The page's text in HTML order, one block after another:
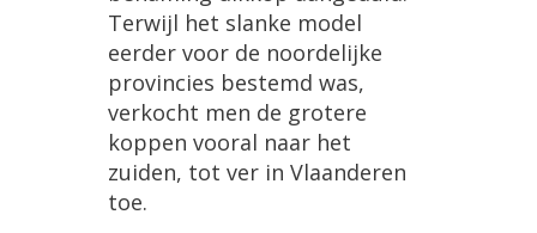
Terwijl het slanke model
eerder voor de noordelijke
provincies bestemd was,
verkocht men de grotere
koppen vooral naar het
zuiden, tot ver in Vlaanderen
toe.